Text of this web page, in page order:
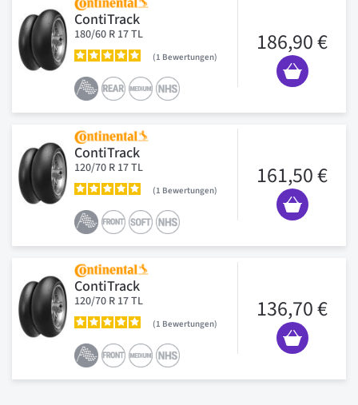
ContiTrack
180/60 R 17 TL
1 Bewertungen
186,90 €
ContiTrack
120/70 R 17 TL
1 Bewertungen
161,50 €
ContiTrack
120/70 R 17 TL
1 Bewertungen
136,70 €